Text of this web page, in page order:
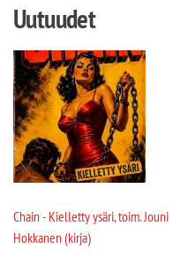
Uutuudet
Chain - Kielletty ysäri, toim. Jouni
Hokkanen (kirja)